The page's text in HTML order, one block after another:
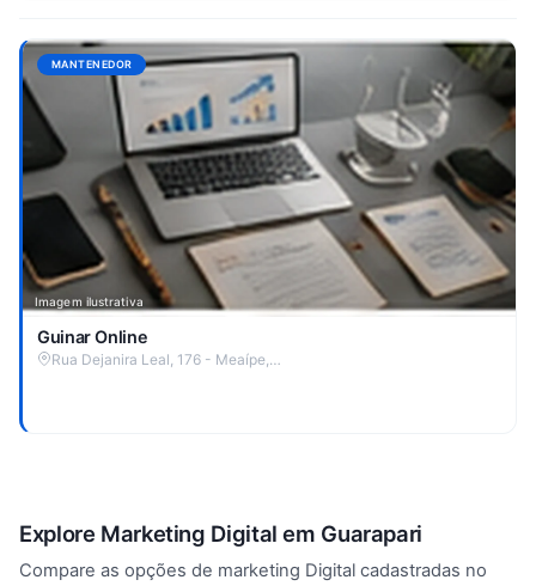
Imagem ilustrativa
MANTENEDOR
Guinar Online
Rua Dejanira Leal, 176 - Meaípe,…
Explore Marketing Digital em Guarapari
Compare as opções de marketing Digital cadastradas no